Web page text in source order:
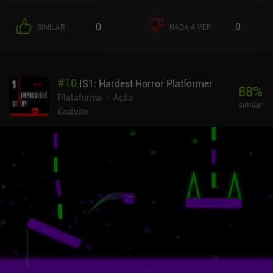
vezes, estão localizados em locais de difícil acesso.O combate não
é inovador, com apenas um tipo de ataque de espada e a opção de
mais força e suportar mais danos. O conceito mais interessante do
jogo são as runas desbloqueáveis que adicionam vários bônus às
estatísticas do nosso personagem. Como só podemos levar três
quais escolher, mas, em última análise, o benefício que elas
proporcionam não afeta a jogabilidade de forma
significativa.Embora seja fácil de manusear na maior parte do
tempo, às vezes notei um atraso significativo entre o
pressionamento de um dos botões na tela e a execução da
respectiva ação, o que prejudica a impressão geral do jogo.O Rune
Sword é monetizado com a exibição de anúncios forçados entre os
níveis e anúncios incentivados para reaparecer após a morte,
dobrar o número de moedas ganhas e desbloquear baús especiais.
Felizmente, há iAPs para desativar esses anúncios e alguns para
comprar moedas adicionais ou desbloquear equipamentos de alto
SIMILAR 0 NADA A VER 0
#10 IS1: Hardest Horror Platformer
Plataforma
Ação
Gratuito
88%
similar